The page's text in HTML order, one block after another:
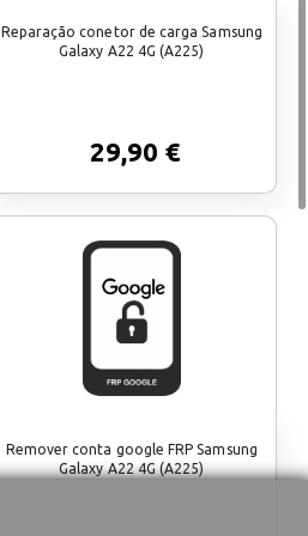
Reparação conetor de carga Samsung
Galaxy A22 4G (A225)
29,90 €
Remover conta google FRP Samsung
Galaxy A22 4G (A225)